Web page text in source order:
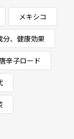
メキシコ
分、健康効果
辛子ロード